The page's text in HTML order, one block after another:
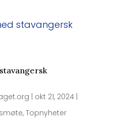
okt 21, 2024|
, Topnyheter